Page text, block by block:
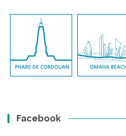
Facebook